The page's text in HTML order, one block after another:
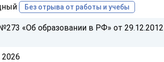
Без отрыва от работы и учебы
«Об образовании в РФ» от 29.12.2012
2026